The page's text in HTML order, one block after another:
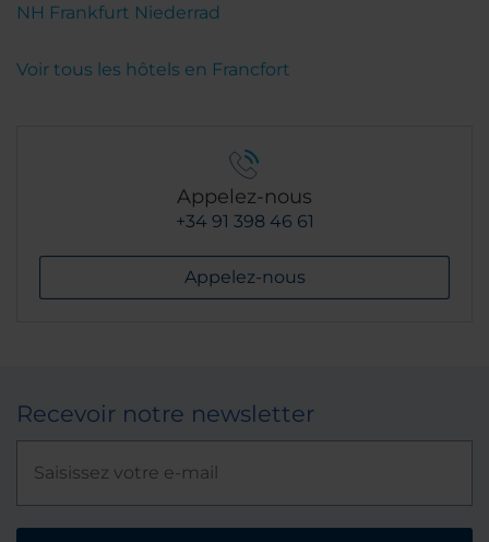
NH Frankfurt Niederrad
Voir tous les hôtels en Francfort
Appelez-nous
+34 91 398 46 61
Appelez-nous
Recevoir notre newsletter